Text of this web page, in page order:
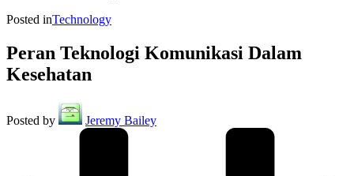
Posted inTechnology
Peran Teknologi Komunikasi Dalam
Kesehatan
Posted by Jeremy Bailey